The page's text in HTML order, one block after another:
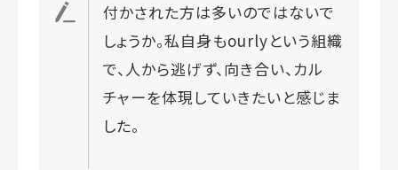
付かされた方は多いのではないで
しょうか。私自身もourlyという組織
で、人から逃げず、向き合い、カル
チャーを体現していきたいと感じま
した。